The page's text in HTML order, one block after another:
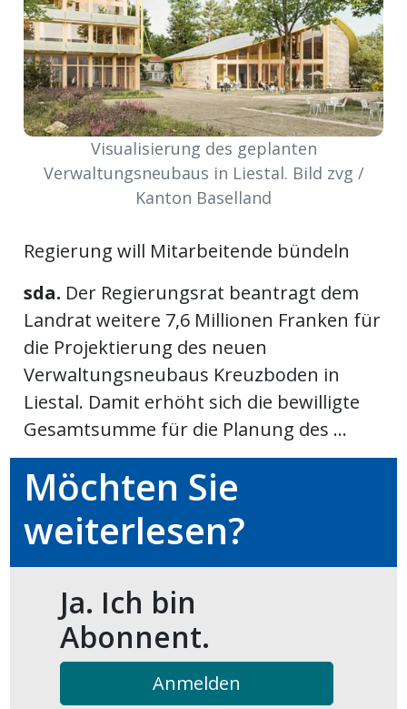
App
Visualisierung des geplanten
Verwaltungsneubaus in Liestal. Bild zvg /
Kanton Baselland
Regierung will Mitarbeitende bündeln
sda. Der Regierungsrat beantragt dem
Landrat weitere 7,6 Millionen Franken für
die Projektierung des neuen
Verwaltungsneubaus Kreuzboden in
Liestal. Damit erhöht sich die bewilligte
Gesamtsumme für die Planung des ...
Möchten Sie
weiterlesen?
Ja. Ich bin
Abonnent.
Anmelden